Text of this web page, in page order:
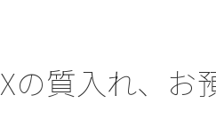
の質入れ、お